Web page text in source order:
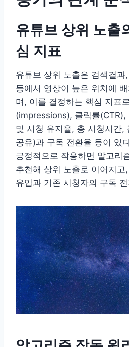
유튜브 상위 노출
심 지표
유튜브 상위 노출은 검색결
등에서 영상이 높은 위치에
며, 이를 결정하는 핵심 지표
(impressions), 클릭률(CTR),
및 시청 유지율, 총 시청시간,
공유)과 구독 전환율 등이 있
긍정적으로 작용하면 알고리
추천해 상위 노출로 이어지
유입과 기존 시청자의 구독